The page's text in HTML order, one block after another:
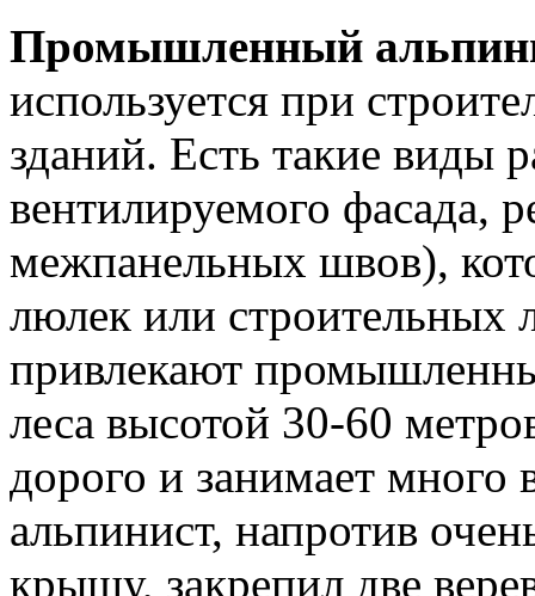
Промышленный
используется при
зданий. Есть такие виды
вентилируемого фасада,
межпанельных швов),
люлек или строительных
привлекают
леса высотой 30-60
дорого и занимает
альпинист, напротив
крышу, закрепил две